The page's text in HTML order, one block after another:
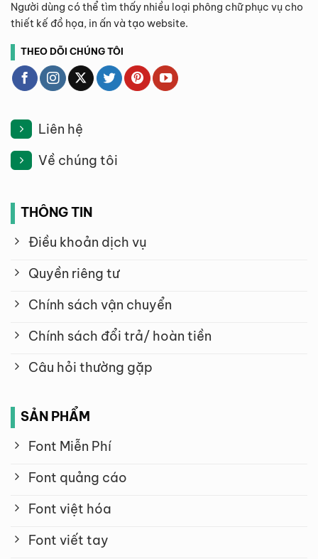
Người dùng có thể tìm thấy nhiều loại phông chữ phục vụ cho
thiết kế đồ họa, in ấn và tạo website.
THEO DÕI CHÚNG TÔI
Liên hệ
Về chúng tôi
THÔNG TIN
Điều khoản dịch vụ
Quyền riêng tư
Chính sách vận chuyển
Chính sách đổi trả/ hoàn tiền
Câu hỏi thường gặp
SẢN PHẨM
Font Miễn Phí
Font quảng cáo
Font việt hóa
Font viết tay